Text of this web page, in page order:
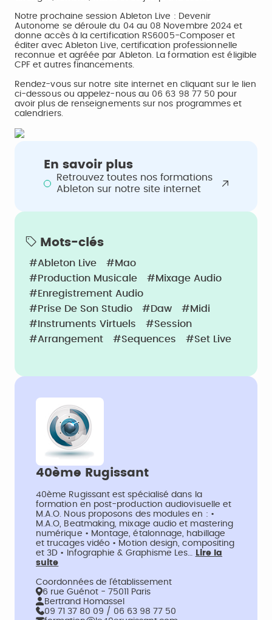
Notre prochaine session Ableton Live : Devenir
Autonome se déroule du 04 au 08 Novembre 2024 et
donne accès à la certification RS6005-Composer et
éditer avec Ableton Live, certification professionnelle
reconnue et agréée par Ableton. La formation est éligible
CPF et autres financements.
Rendez-vous sur notre site internet en cliquant sur le lien
ci-dessous ou appelez-nous au 06 63 98 77 50 pour
avoir plus de renseignements sur nos programmes et
calendriers.
En savoir plus
Retrouvez toutes nos formations
Ableton sur notre site internet
Mots-clés
#Ableton Live
#Mao
#Production Musicale
#Mixage Audio
#Enregistrement Audio
#Prise De Son Studio
#Daw
#Midi
#Instruments Virtuels
#Session
#Arrangement
#Sequences #Set Live
40ème Rugissant
40ème Rugissant est spécialisé dans la
formation en post-production audiovisuelle et
M.A.O. Nous proposons des modules en : •
M.A.O, Beatmaking, mixage audio et mastering
numérique • Montage, étalonnage, habillage
et trucages vidéo • Motion design, compositing
et 3D • Infographie & Graphisme Les… Lire la
suite
Coordonnées de l’établissement
6 rue Guénot - 75011 Paris
Bertrand Homassel
09 71 37 80 09 / 06 63 98 77 50